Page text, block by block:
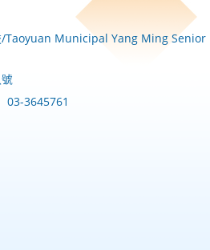
/Taoyuan Municipal Yang Ming Senior
03-3645761